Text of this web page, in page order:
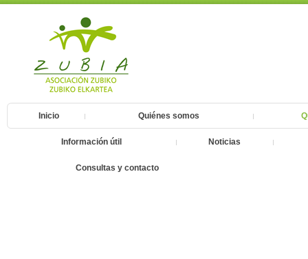
Inicio Quiénes somos
Información útil Noticias
Consultas y contacto